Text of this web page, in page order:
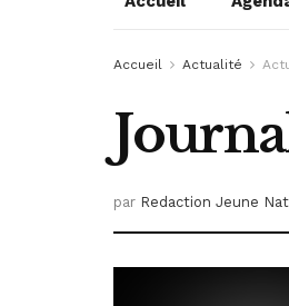
Accueil Actualité
par Redaction Jeune